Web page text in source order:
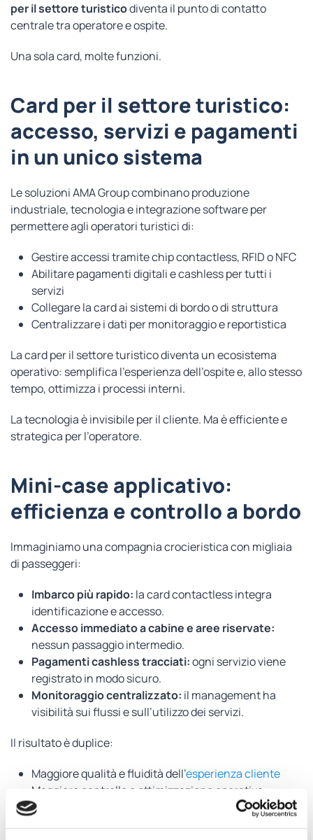
per il settore turisticodiventa il punto di contatto
centrale tra operatore e ospite.
Una sola card, molte funzioni.
Card per il settore turistico:
accesso, servizi e pagamenti
in un unico sistema
Le soluzioni AMA Group combinano produzione
industriale, tecnologia e integrazione software per
permettere agli operatori turistici di:
Gestire accessi tramite chip contactless, RFID o NFC
Abilitare pagamenti digitali e cashless per tutti i
servizi
Collegare la card ai sistemi di bordo o di struttura
Centralizzare i dati per monitoraggio e reportistica
La card per il settore turistico diventa un ecosistema
operativo: semplifica l’esperienza dell’ospite e, allo stesso
tempo, ottimizza i processi interni.
La tecnologia è invisibile per il cliente. Ma è efficiente e
strategica per l’operatore.
Mini-case applicativo:
efficienza e controllo a bordo
Immaginiamo una compagnia crocieristica con migliaia
di passeggeri:
Imbarco più rapido: la card contactless integra
identificazione e accesso.
Accesso immediato a cabine e aree riservate:
nessun passaggio intermedio.
Pagamenti cashless tracciati:ogni servizio viene
registrato in modo sicuro.
Monitoraggio centralizzato: il management ha
visibilità sui flussi e sull’utilizzo dei servizi.
Il risultato è duplice:
Maggiore qualità e fluidità dell’esperienza cliente
Maggiore controllo e ottimizzazione operativa